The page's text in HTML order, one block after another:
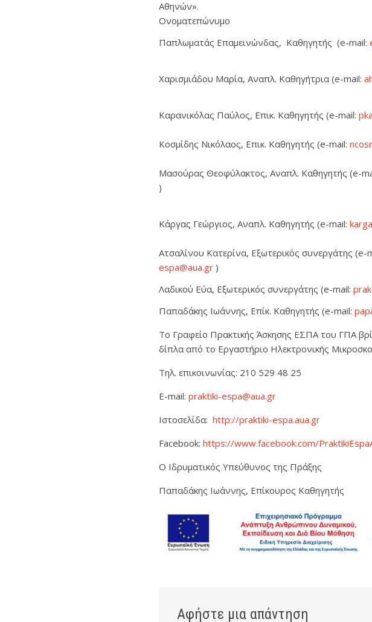
Αθηνών».
Ονοματεπώνυμο
Παπλωματάς Επαμεινώνδας, Καθηγητής (e-mail:
Χαρισμιάδου Μαρία, Αναπλ. Καθηγήτρια (e-mail:
Καρανικόλας Παύλος, Επικ. Καθηγητής (e-mail:
Κοσμίδης Νικόλαος, Επικ. Καθηγητής (e-mail:
Μασούρας Θεοφύλακτος, Αναπλ. Καθηγητής (e-
)
Κάργας Γεώργιος, Αναπλ. Καθηγητής (e-mail:
Ατσαλίνου Κατερίνα, Εξωτερικός συνεργάτης (e-
espa@aua.gr)
Λαδικού Εύα, Εξωτερικός συνεργάτης (e-mail:
Παπαδάκης Ιωάννης, Επίκ. Καθηγητής (e-mail:
Το Γραφείο Πρακτικής Άσκησης ΕΣΠΑ του ΓΠΑ
δίπλα από το Εργαστήριο Ηλεκτρονικής
Τηλ. επικοινωνίας: 210 529 48 25
E-mail: praktiki-espa@aua.gr
Ιστοσελίδα: http://praktiki-espa.aua.gr
Facebook: https://www.facebook.com/
Ο Ιδρυματικός Υπεύθυνος της Πράξης
Παπαδάκης Ιωάννης, Επίκουρος Καθηγητής
Αφήστε μια απάντηση